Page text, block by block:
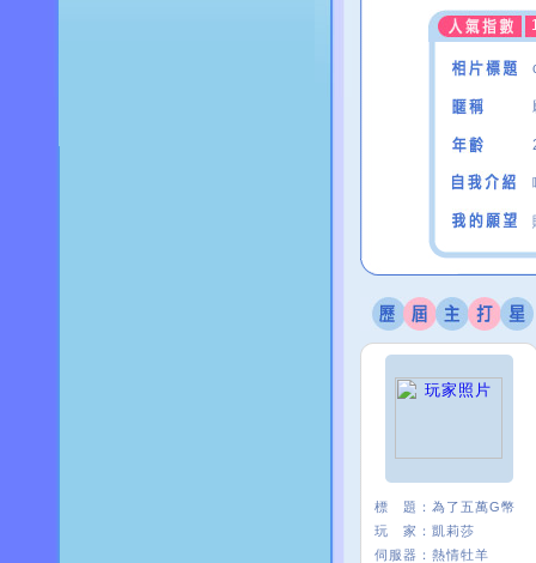
標 題： 為了五萬G幣
玩 家： 凱莉莎
伺服器： 熱情牡羊